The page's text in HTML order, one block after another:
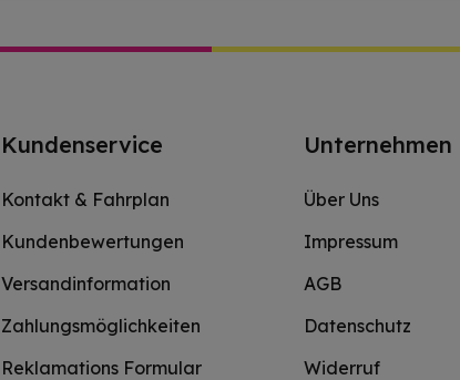
Kundenservice
Kontakt & Fahrplan
Kundenbewertungen
Versandinformation
Zahlungsmöglichkeiten
Reklamations Formular
Unternehmen
Über Uns
Impressum
AGB
Datenschutz
Widerruf